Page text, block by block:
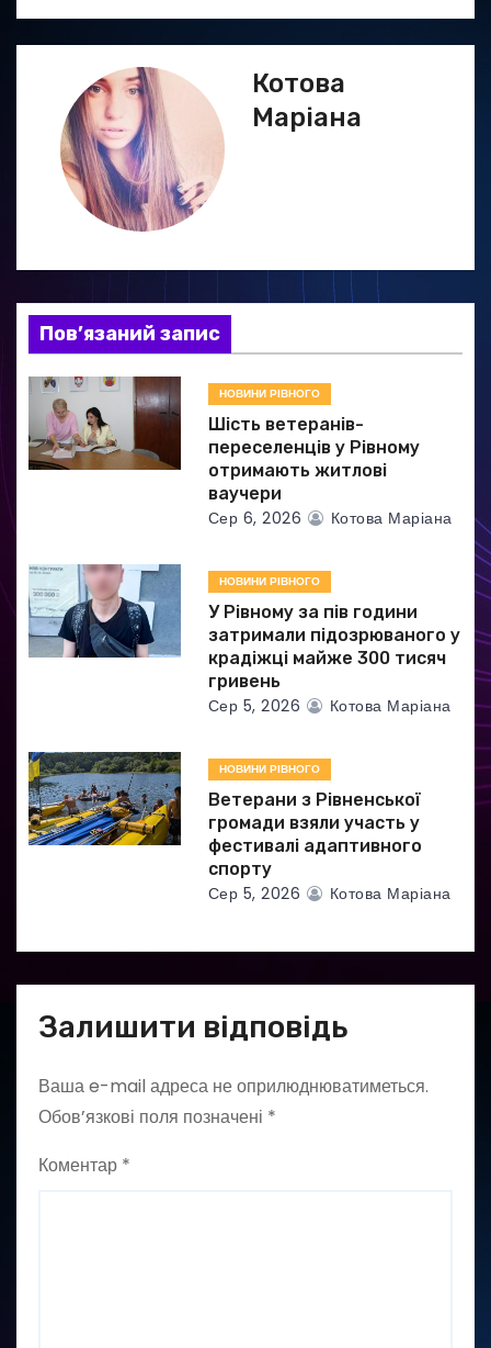
в
я
з
а
п
и
і
в
Котова
Маріана
Пов’язаний запис
НОВИНИ РІВНОГО
Шість ветеранів-
переселенців у Рівному
отримають житлові
ваучери
Сер 6, 2026 Котова Маріана
НОВИНИ РІВНОГО
У Рівному за пів години
затримали підозрюваного у
крадіжці майже 300 тисяч
гривень
Сер 5, 2026 Котова Маріана
НОВИНИ РІВНОГО
Ветерани з Рівненської
громади взяли участь у
фестивалі адаптивного
спорту
Сер 5, 2026 Котова Маріана
Залишити відповідь
Ваша e-mail адреса не оприлюднюватиметься.
Обов’язкові поля позначені *
Коментар *